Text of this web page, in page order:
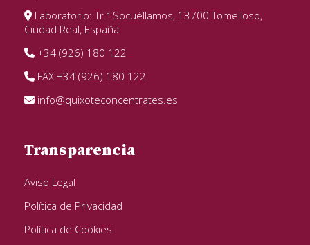
Laboratorio: Tr.ª Socuéllamos, 13700 Tomelloso,
Ciudad Real, España
+34 (926) 180 122
FAX +34 (926) 180 122
info@quixoteconcentrates.es
Transparencia
Aviso Legal
Política de Privacidad
Política de Cookies